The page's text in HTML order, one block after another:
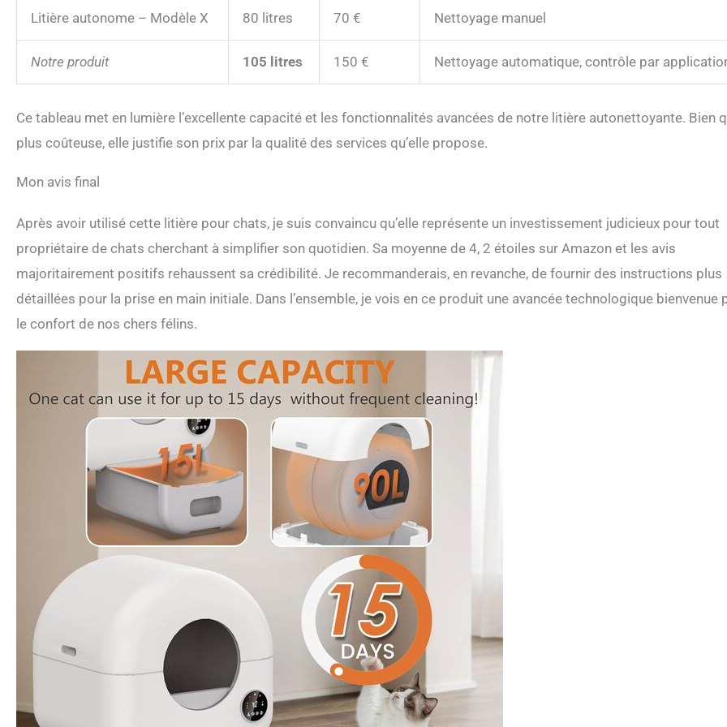
Litière autonome – Modèle X 80 litres 70 € Nettoyage manuel
Notre produit 105 litres 150 € Nettoyage automatique, contrôle par
Ce tableau met en lumière l’excellente capacité et les fonctionnalités avancées de notre litière autonettoyante. Bien
plus coûteuse, elle justifie son prix par la qualité des services qu’elle propose.
Mon avis final
Après avoir utilisé cette litière pour chats, je suis convaincu qu’elle représente un investissement judicieux pour tout
propriétaire de chats cherchant à simplifier son quotidien. Sa moyenne de 4, 2 étoiles sur Amazon et les avis
majoritairement positifs rehaussent sa crédibilité. Je recommanderais, en revanche, de fournir des instructions plus
détaillées pour la prise en main initiale. Dans l’ensemble, je vois en ce produit une avancée technologique bienvenue
le confort de nos chers félins.